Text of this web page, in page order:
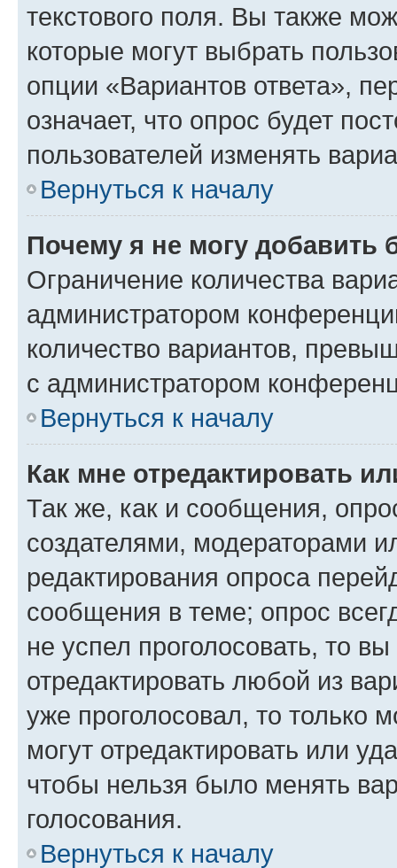
текстового поля. Вы также
которые могут выбрать
опции «Вариантов ответа»,
означает, что опрос будет
пользователей изменять
Вернуться к началу
Почему я не могу добавить
Ограничение количества
администратором
количество вариантов,
с администратором
Вернуться к началу
Как мне отредактировать
Так же, как и сообщения,
создателями, модераторами
редактирования опроса
сообщения в теме; опрос
не успел проголосовать, то
отредактировать любой из
уже проголосовал, то только
могут отредактировать или
чтобы нельзя было менять
голосования.
Вернуться к началу